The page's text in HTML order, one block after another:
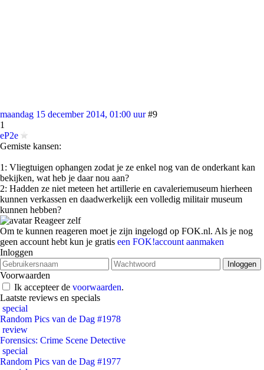
maandag 15 december 2014, 01:00 uur #9
1
eP2e
Gemiste kansen:
1: Vliegtuigen ophangen zodat je ze enkel nog van de onderkant kan
bekijken, wat heb je daar nou aan?
2: Hadden ze niet meteen het artillerie en cavaleriemuseum hierheen
kunnen verkassen en daadwerkelijk een volledig militair museum
kunnen hebben?
Reageer zelf
Om te kunnen reageren moet je zijn ingelogd op FOK.nl. Als je nog
geen account hebt kun je gratis een FOK!account aanmaken
Inloggen
Voorwaarden
Ik accepteer de voorwaarden.
Laatste reviews en specials
special
Random Pics van de Dag #1978
review
Forensics: Crime Scene Detective
special
Random Pics van de Dag #1977